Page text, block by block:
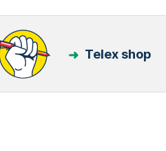
Telex shop